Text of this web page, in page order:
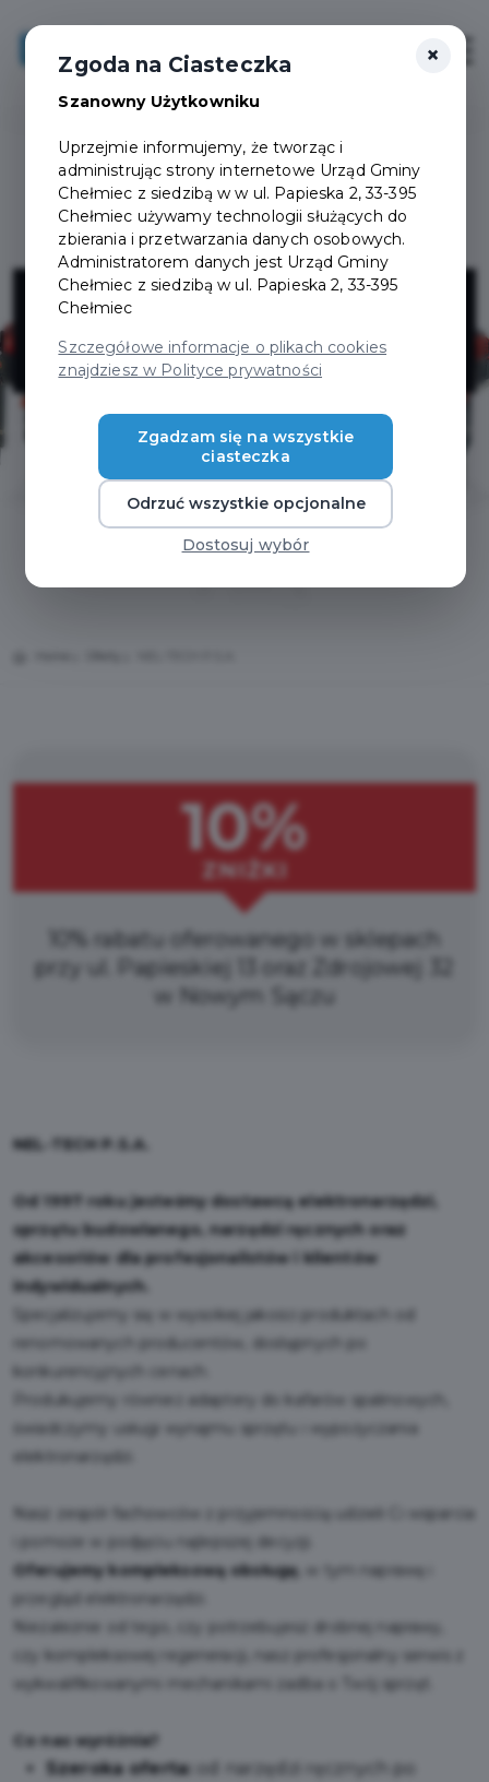
NEL-TECH
P.S.A.
10%
ZNIŻKI
10% rabatu oferowanego w sklepach
przy ul. Papieskiej 13 oraz Zdrojowej 32
w Nowym Sączu
NEL-TECH P.S.A.
Od 1997 roku jesteśmy dostawcą elektronarzędzi,
sprzętu budowlanego, narzędzi ręcznych oraz
akcesoriów dla profesjonalistów i klientów
indywidualnych.
Specjalizujemy się w wysokiej jakości produktach od
renomowanych producentów, dostępnych po
konkurencyjnych cenach.
Produkujemy również adaptery do kafarów spalinowych,
świadczymy usługi wynajmu sprzętu i wypożyczania
elektronarzędzi.
Nasz zespół fachowców z przyjemnością udzieli Ci wsparcia
i pomoże w podjęciu najlepszej decyzji.
Oferujemy kompleksową obsługę , w tym naprawę i
przegląd elektronarzędzi.
Niezależnie od tego, czy potrzebujesz drobnej naprawy,
czy kompleksowej regeneracji, nasz profesjonalny serwis z
wykwalifikowanymi mechanikami zadba o Twój sprzęt.
Co nas wyróżnia?
Szeroka oferta:
od narzędzi ręcznych po
×
Zgoda na Ciasteczka
Szanowny Użytkowniku
Uprzejmie informujemy, że tworząc i
administrując strony internetowe Urząd Gminy
Chełmiec z siedzibą w w ul. Papieska 2, 33-395
Chełmiec używamy technologii służących do
zbierania i przetwarzania danych osobowych.
Administratorem danych jest Urząd Gminy
Chełmiec z siedzibą w ul. Papieska 2, 33-395
Chełmiec
Szczegółowe informacje o plikach cookies
znajdziesz w Polityce prywatności
Zgadzam się na wszystkie
ciasteczka
Odrzuć wszystkie opcjonalne
Dostosuj wybór